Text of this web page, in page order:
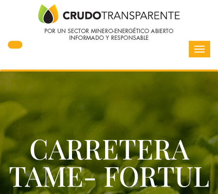
CARRETERA
TAME- FORTUL